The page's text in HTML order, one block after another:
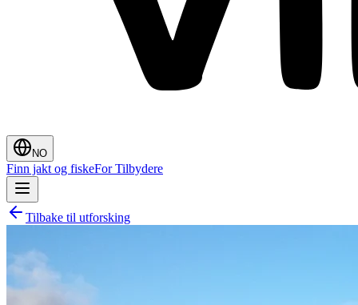
NO
Finn jakt og fiskeFor Tilbydere
Tilbake til utforsking